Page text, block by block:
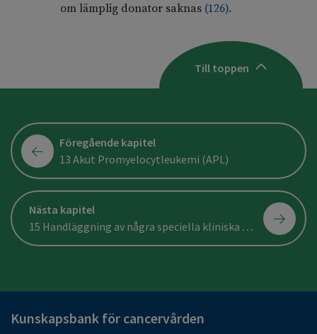
om lämplig donator saknas (126).
Till toppen
Föregående kapitel
13 Akut Promyelocytleukemi (APL)
Nästa kapitel
15 Handläggning av några speciella kliniska situationer
Kunskapsbank för cancervården